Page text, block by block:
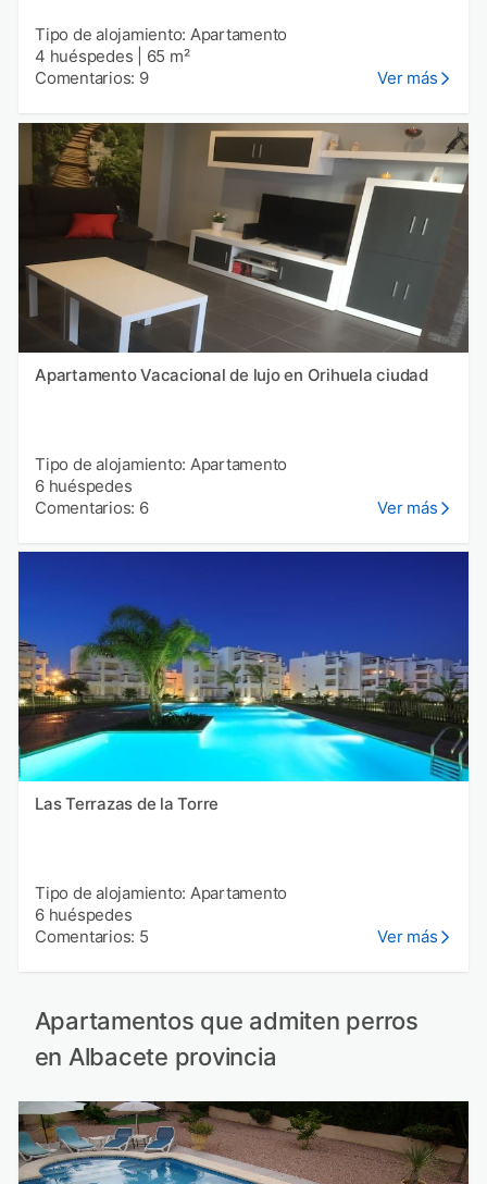
Tipo de alojamiento: Apartamento
4 huéspedes
65 m²
Comentarios: 9
Ver más
Apartamento Vacacional de lujo en Orihuela ciudad
Tipo de alojamiento: Apartamento
6 huéspedes
Comentarios: 6
Ver más
Las Terrazas de la Torre
Tipo de alojamiento: Apartamento
6 huéspedes
Comentarios: 5
Ver más
Apartamentos que admiten perros
en Albacete provincia